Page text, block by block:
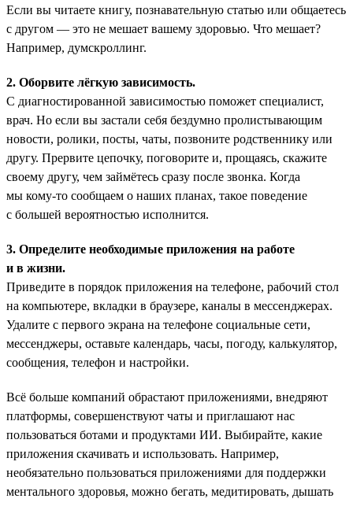
Если вы читаете книгу, познавательную статью или общаетесь
с другом — это не мешает вашему здоровью. Что мешает?
Например, думскроллинг.
2. Оборвите лёгкую зависимость.
С диагностированной зависимостью поможет специалист,
врач. Но если вы застали себя бездумно пролистывающим
новости, ролики, посты, чаты, позвоните родственнику или
другу. Прервите цепочку, поговорите и, прощаясь, скажите
своему другу, чем займётесь сразу после звонка. Когда
мы кому-то сообщаем о наших планах, такое поведение
с большей вероятностью исполнится.
3. Определите необходимые приложения на работе
и в жизни.
Приведите в порядок приложения на телефоне, рабочий стол
на компьютере, вкладки в браузере, каналы в мессенджерах.
Удалите с первого экрана на телефоне социальные сети,
мессенджеры, оставьте календарь, часы, погоду, калькулятор,
сообщения, телефон и настройки.
Всё больше компаний обрастают приложениями, внедряют
платформы, совершенствуют чаты и приглашают нас
пользоваться ботами и продуктами ИИ. Выбирайте, какие
приложения скачивать и использовать. Например,
необязательно пользоваться приложениями для поддержки
ментального здоровья, можно бегать, медитировать, дышать